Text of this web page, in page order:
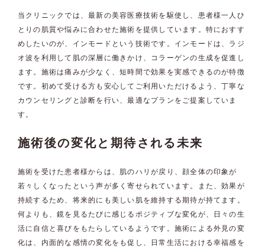
当クリニックでは、最新の美容医療技術を駆使し、患者様一人ひ
とりの肌質や悩みに合わせた施術を提供しています。特におすす
めしたいのが、インモードという技術です。インモードは、ラジ
オ波を利用して肌の深層に働きかけ、コラーゲンの生成を促進し
ます。施術は痛みが少なく、短時間で効果を実感できるのが特徴
です。初めて受ける方も安心してご利用いただけるよう、丁寧な
カウンセリングと診断を行い、最適なプランをご提案していま
す。
施術後の変化と期待される未来
施術を受けた患者様からは、肌のハリが戻り、顔全体の印象が
若々しくなったという声が多く寄せられています。また、効果が
持続するため、将来的にも美しい肌を維持する期待が持てます。
何よりも、鏡を見るたびに感じるポジティブな変化が、日々の生
活に自信と喜びをもたらしているようです。施術による外見の変
化は、内面的な感情の変化をも促し、日常生活における幸福感を